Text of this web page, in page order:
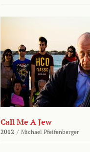
Call Me A Jew
2012 / Michael Pfeifenberger